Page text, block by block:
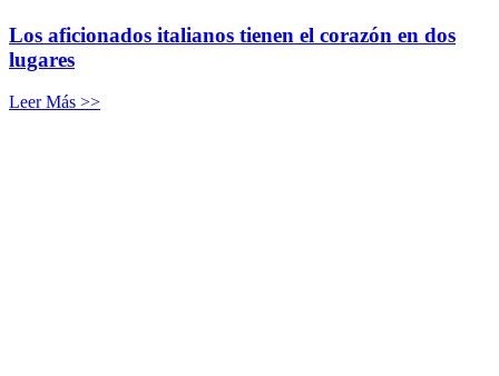
Los aficionados italianos tienen el corazón en dos
lugares
Leer Más >>